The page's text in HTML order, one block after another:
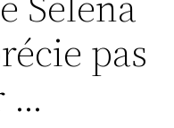
pas
…